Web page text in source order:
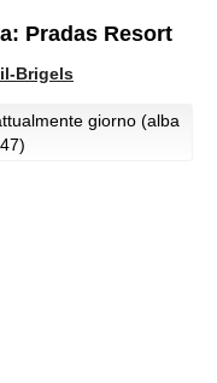
Pradas Resort
Brigels
giorno (alba